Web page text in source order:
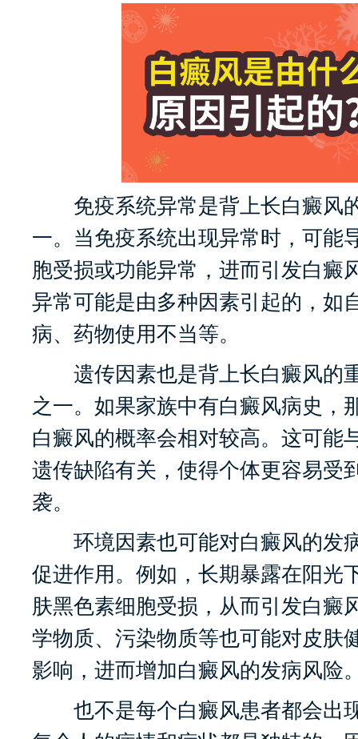
免疫系统异常是背上长白癜风
一。当免疫系统出现异常时，可能
胞受损或功能异常，进而引发白癜
异常可能是由多种因素引起的，如
病、药物使用不当等。
遗传因素也是背上长白癜风的
之一。如果家族中有白癜风病史，
白癜风的概率会相对较高。这可能
遗传缺陷有关，使得个体更容易受
袭。
环境因素也可能对白癜风的发
促进作用。例如，长期暴露在阳光
肤黑色素细胞受损，从而引发白癜
学物质、污染物质等也可能对皮肤
影响，进而增加白癜风的发病风险
也不是每个白癜风患者都会出